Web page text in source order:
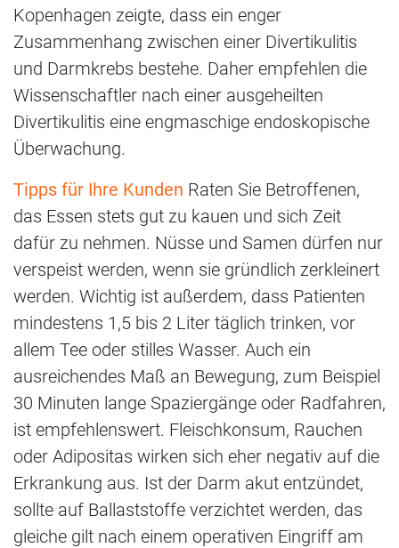
Kopenhagen zeigte, dass ein enger
Zusammenhang zwischen einer Divertikulitis
und Darmkrebs bestehe. Daher empfehlen die
Wissenschaftler nach einer ausgeheilten
Divertikulitis eine engmaschige endoskopische
Überwachung.
Tipps für Ihre Kunden Raten Sie Betroffenen,
das Essen stets gut zu kauen und sich Zeit
dafür zu nehmen. Nüsse und Samen dürfen nur
verspeist werden, wenn sie gründlich zerkleinert
werden. Wichtig ist außerdem, dass Patienten
mindestens 1,5 bis 2 Liter täglich trinken, vor
allem Tee oder stilles Wasser. Auch ein
ausreichendes Maß an Bewegung, zum Beispiel
30 Minuten lange Spaziergänge oder Radfahren,
ist empfehlenswert. Fleischkonsum, Rauchen
oder Adipositas wirken sich eher negativ auf die
Erkrankung aus. Ist der Darm akut entzündet,
sollte auf Ballaststoffe verzichtet werden, das
gleiche gilt nach einem operativen Eingriff am